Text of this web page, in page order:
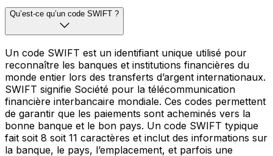
Qu’est-ce qu’un code SWIFT ?
Un code SWIFT est un identifiant unique utilisé pour
reconnaître les banques et institutions financières du
monde entier lors des transferts d’argent internationaux.
SWIFT signifie Société pour la télécommunication
financière interbancaire mondiale. Ces codes permettent
de garantir que les paiements sont acheminés vers la
bonne banque et le bon pays. Un code SWIFT typique
fait soit 8 soit 11 caractères et inclut des informations sur
la banque, le pays, l’emplacement, et parfois une